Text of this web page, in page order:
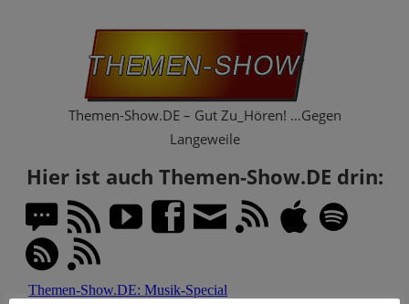
Themen-Show.DE – Gut Zu_Hören! …Gegen
Langeweile
Hier ist auch Themen-Show.DE drin: